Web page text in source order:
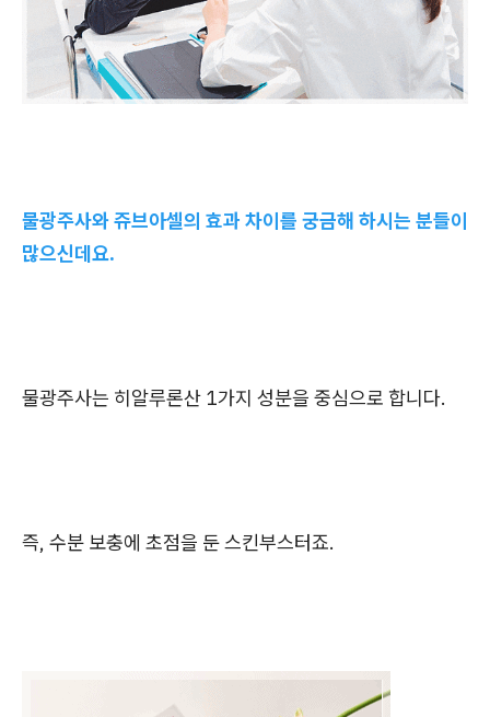
물광주사와 쥬브아셀의 효과 차이를 궁금해 하시는 분들이
많으신데요.
물광주사는 히알루론산 1가지 성분을 중심으로 합니다.
즉, 수분 보충에 초점을 둔 스킨부스터죠.